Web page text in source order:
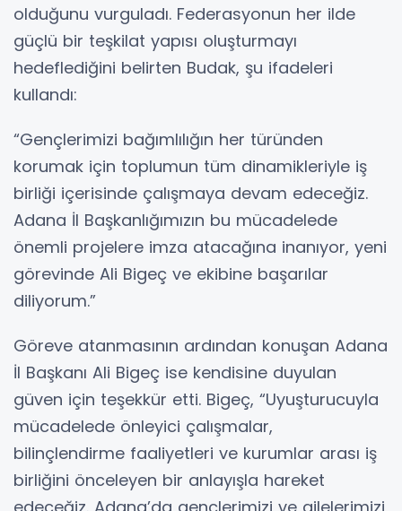
olduğunu vurguladı. Federasyonun her ilde
güçlü bir teşkilat yapısı oluşturmayı
hedeflediğini belirten Budak, şu ifadeleri
kullandı:
“Gençlerimizi bağımlılığın her türünden
korumak için toplumun tüm dinamikleriyle iş
birliği içerisinde çalışmaya devam edeceğiz.
Adana İl Başkanlığımızın bu mücadelede
önemli projelere imza atacağına inanıyor, yeni
görevinde Ali Bigeç ve ekibine başarılar
diliyorum.”
Göreve atanmasının ardından konuşan Adana
İl Başkanı Ali Bigeç ise kendisine duyulan
güven için teşekkür etti. Bigeç, “Uyuşturucuyla
mücadelede önleyici çalışmalar,
bilinçlendirme faaliyetleri ve kurumlar arası iş
birliğini önceleyen bir anlayışla hareket